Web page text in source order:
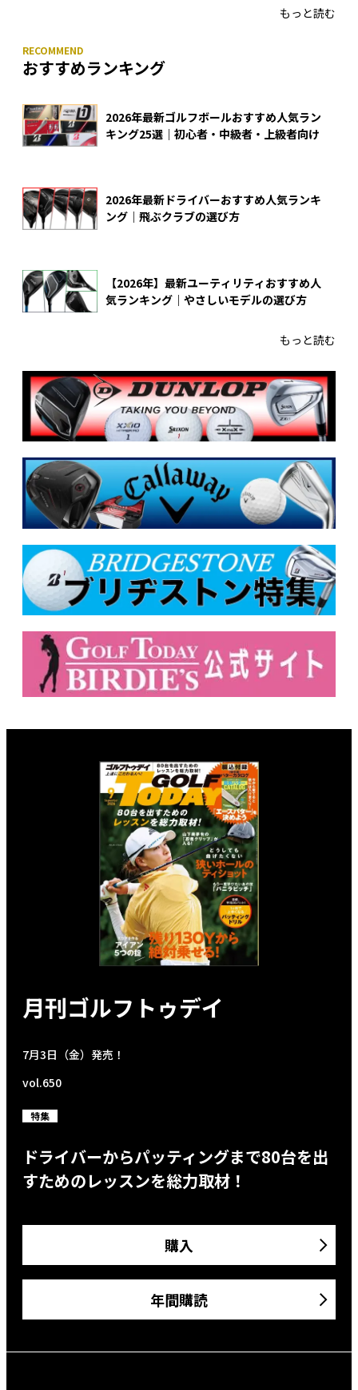
もっと読む
おすすめランキング
2026年最新ゴルフボールおすすめ人気ラン
キング25選｜初心者・中級者・上級者向け
2026年最新ドライバーおすすめ人気ランキ
ング｜飛ぶクラブの選び方
【2026年】最新ユーティリティおすすめ人
気ランキング｜やさしいモデルの選び方
もっと読む
月刊ゴルフトゥデイ
7月3日（金）発売！
vol.650
特集
ドライバーからパッティングまで80台を出
すためのレッスンを総力取材！
購入
年間購読